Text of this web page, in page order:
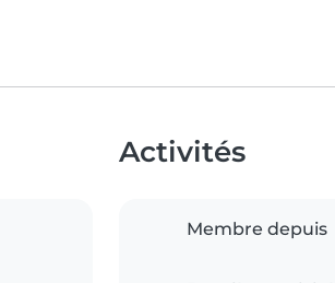
Activités
Membre depuis